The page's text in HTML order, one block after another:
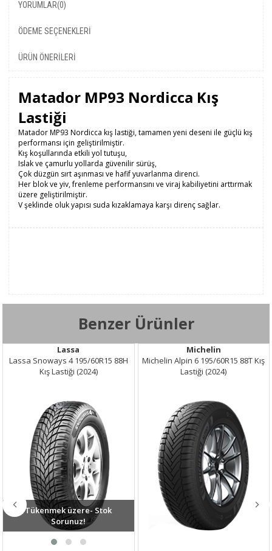
YORUMLAR(0)
ÖDEME SEÇENEKLERI
ÜRÜN ÖNERILERI
Matador MP93 Nordicca Kış
Lastiği
Matador MP93 Nordicca kış lastiği, tamamen yeni deseni ile güçlü kış
performansı için geliştirilmiştir.
Kış koşullarında etkili yol tutuşu,
Islak ve çamurlu yollarda güvenilir sürüş,
Çok düzgün sırt aşınması ve hafif yuvarlanma direnci.
Her blok ve yiv, frenleme performansını ve viraj kabiliyetini arttırmak
üzere geliştirilmiştir.
V şeklinde oluk yapısı suda kızaklamaya karşı direnç sağlar.
Jant Çapı
15
Yük Endeksi
88 - 560 kg
Yakıt
Verimliliği
D
Islak Tutuş
C
Dış Gürültü
72 dB
Benzer Ürünler
Lassa
Lassa Snoways 4 195/60R15 88H
Kış Lastiği (2024)
Tükenmek üzere- Stok
Sorunuz!
Michelin
Michelin Alpin 6 195/60R15 88T Kış
Lastiği (2024)